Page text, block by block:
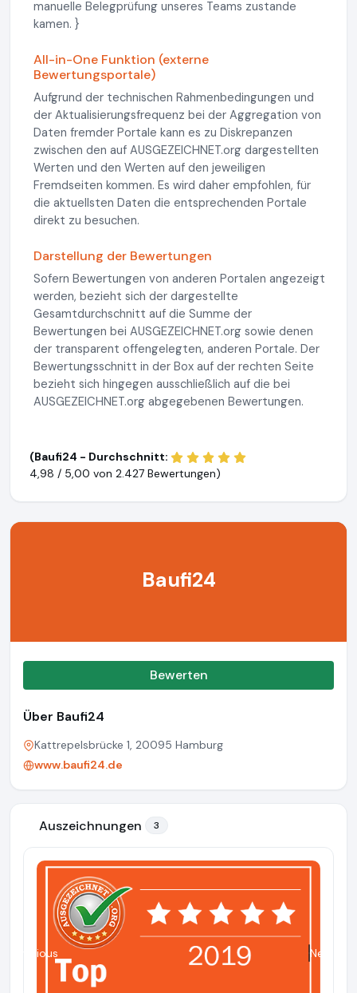
manuelle Belegprüfung unseres Teams zustande
kamen. }
All-in-One Funktion (externe
Bewertungsportale)
Aufgrund der technischen Rahmenbedingungen und
der Aktualisierungsfrequenz bei der Aggregation von
Daten fremder Portale kann es zu Diskrepanzen
zwischen den auf AUSGEZEICHNET.org dargestellten
Werten und den Werten auf den jeweiligen
Fremdseiten kommen. Es wird daher empfohlen, für
die aktuellsten Daten die entsprechenden Portale
direkt zu besuchen.
Darstellung der Bewertungen
Sofern Bewertungen von anderen Portalen angezeigt
werden, bezieht sich der dargestellte
Gesamtdurchschnitt auf die Summe der
Bewertungen bei AUSGEZEICHNET.org sowie denen
der transparent offengelegten, anderen Portale. Der
Bewertungsschnitt in der Box auf der rechten Seite
bezieht sich hingegen ausschließlich auf die bei
AUSGEZEICHNET.org abgegebenen Bewertungen.
(Baufi24 - Durchschnitt:
4,98 / 5,00 von 2.427 Bewertungen)
Baufi24
Bewerten
Über Baufi24
Kattrepelsbrücke 1, 20095 Hamburg
www.baufi24.de
Auszeichnungen 3
Previous Next